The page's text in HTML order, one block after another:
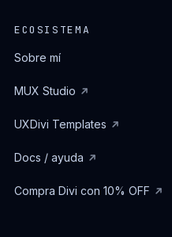
ECOSISTEMA
Sobre mí
MUX Studio
UXDivi Templates
Docs / ayuda
Compra Divi con 10% OFF